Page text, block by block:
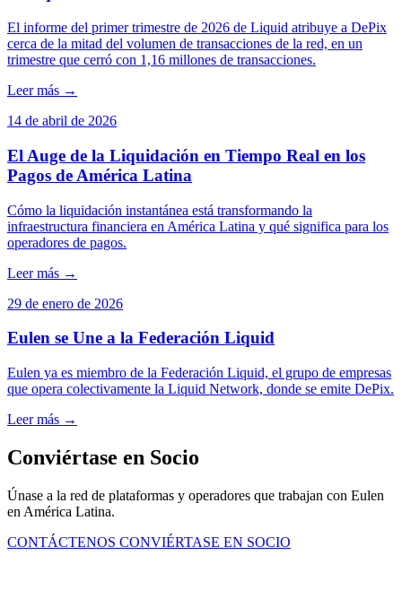
El informe del primer trimestre de 2026 de Liquid atribuye a DePix
cerca de la mitad del volumen de transacciones de la red, en un
trimestre que cerró con 1,16 millones de transacciones.
Leer más →
14 de abril de 2026
El Auge de la Liquidación en Tiempo Real en los
Pagos de América Latina
Cómo la liquidación instantánea está transformando la
infraestructura financiera en América Latina y qué significa para los
operadores de pagos.
Leer más →
29 de enero de 2026
Eulen se Une a la Federación Liquid
Eulen ya es miembro de la Federación Liquid, el grupo de empresas
que opera colectivamente la Liquid Network, donde se emite DePix.
Leer más →
Conviértase en Socio
Únase a la red de plataformas y operadores que trabajan con Eulen
en América Latina.
CONTÁCTENOS CONVIÉRTASE EN SOCIO